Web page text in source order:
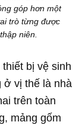
góp hơn một
trò từng được
niên.
bị vệ sinh
ở vị thế là nhà
trên toàn
mảng gốm